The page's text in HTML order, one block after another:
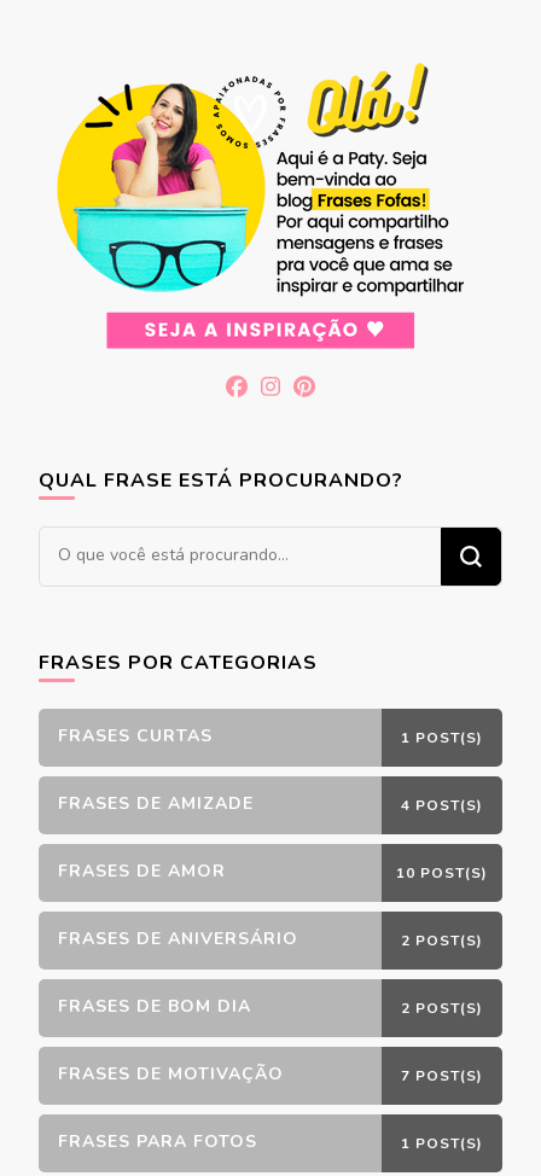
QUAL FRASE ESTÁ PROCURANDO?
Procurando
algo?
FRASES POR CATEGORIAS
FRASES CURTAS 1 POST(S)
FRASES DE AMIZADE 4 POST(S)
FRASES DE AMOR 10 POST(S)
FRASES DE ANIVERSÁRIO 2 POST(S)
FRASES DE BOM DIA 2 POST(S)
FRASES DE MOTIVAÇÃO 7 POST(S)
FRASES PARA FOTOS 1 POST(S)